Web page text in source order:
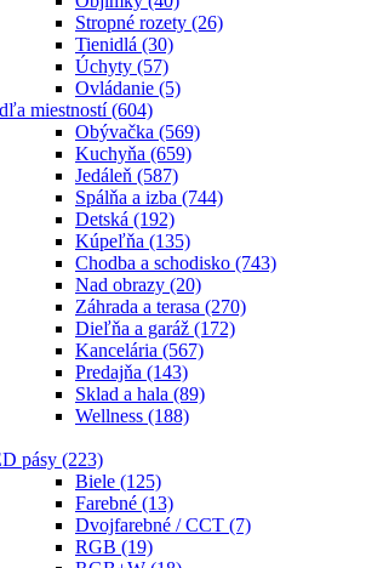
Stropné rozety (26)
Tienidlá (30)
Úchyty (57)
Ovládanie (5)
miestností(604)
Obývačka (569)
Kuchyňa (659)
Jedáleň (587)
Spálňa a izba (744)
Detská (192)
Kúpeľňa (135)
Chodba a schodisko (743)
Nad obrazy (20)
Záhrada a terasa (270)
Dieľňa a garáž (172)
Kancelária (567)
Predajňa (143)
Sklad a hala (89)
Wellness (188)
pásy (223)
Biele (125)
Farebné (13)
Dvojfarebné / CCT (7)
RGB (19)